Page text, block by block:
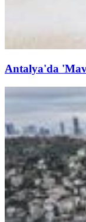
Antalya'da